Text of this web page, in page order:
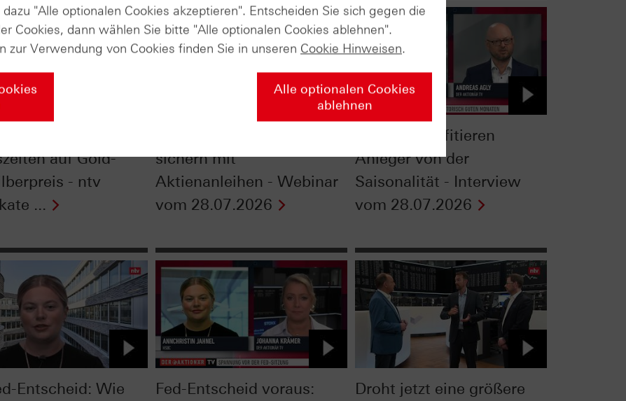
auf Gold-
- ntv
...
sichern mit
Aktienanleihen - Webinar
vom 28.07.2026
Gold: So profitieren
Anleger von der
Saisonalität - Interview
vom 28.07.2026
Entscheid: Wie
Fed-Entscheid voraus:
Droht jetzt eine größere
"Alle optionalen Cookies akzeptieren". Entscheiden Sie sich gegen die
Cookies, dann wählen Sie bitte "Alle optionalen Cookies ablehnen".
zur Verwendung von Cookies finden Sie in unseren Cookie Hinweisen.
Alle optionalen Cookies
ablehnen